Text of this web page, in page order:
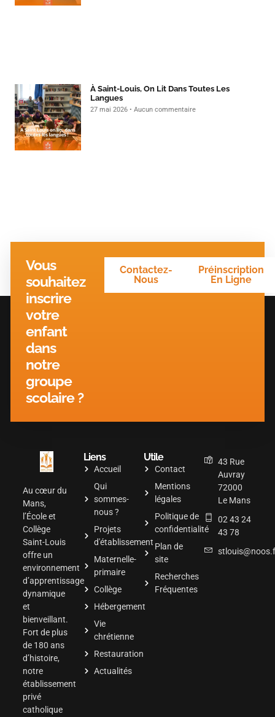
À Saint-Louis, On Lit Dans Toutes Les
Langues
27 mai 2026 Aucun commentaire
Vous
souhaitez
inscrire
votre
enfant
dans
notre
groupe
scolaire ?
Contactez-
Nous
Préinscription
En Ligne
Au cœur du
Mans,
l’École et
Collège
Saint-Louis
offre un
environnement
d’apprentissage
dynamique
et
bienveillant.
Fort de plus
de 180 ans
d’histoire,
notre
établissement
privé
catholique
Liens
Accueil
Qui
sommes-
nous ?
Projets
d'établissement
Maternelle-
primaire
Collège
Hébergement
Vie
chrétienne
Restauration
Actualités
Utile
Contact
Mentions
légales
Politique de
confidentialité
Plan de
site
Recherches
Fréquentes
43 Rue
Auvray
72000
Le Mans
02 43 24
43 78